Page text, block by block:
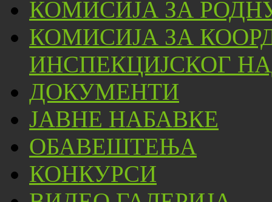
КОМИСИЈА ЗА
КОМИСИЈА ЗА
ИНСПЕКЦИЈСКОГ
ДОКУМЕНТИ
ЈАВНЕ НАБАВКЕ
ОБАВЕШТЕЊА
КОНКУРСИ